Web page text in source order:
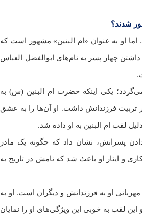
شدند؟
او به عنوان «ام البنین» مشهور است که
چهار پسر به نام‌های ابوالفضل العباس
یکی اینکه حضرت ام البنین (س) به
تربیت فرزندانش داشت. او آن‌ها را به عشق
لقب ام البنین به او داده شد.
پسرانش، نشان داد که چگونه یک مادر
و ایثار او باعث شد که نامش در تاریخ به
او به فرزندانش و دیگران است. او به
لقب به خوبی این ویژگی‌های او را نمایان